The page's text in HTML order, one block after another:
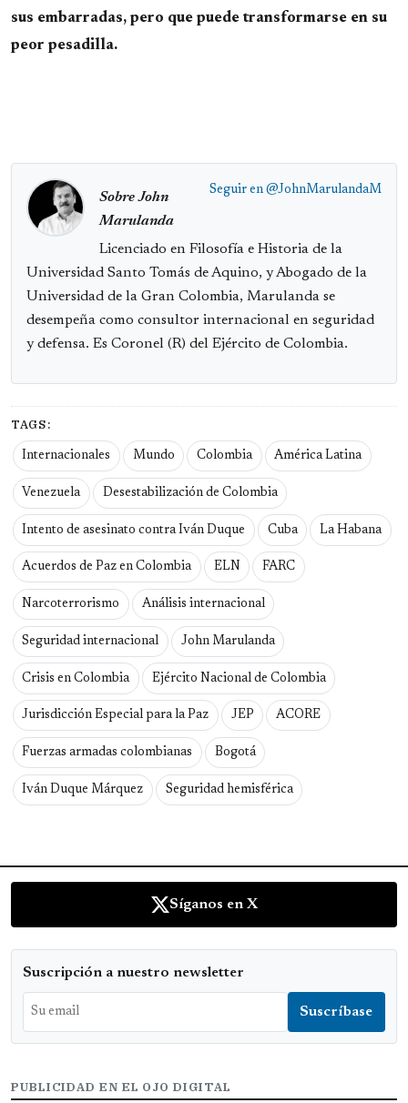
sus embarradas, pero que puede transformarse en su
peor pesadilla.
Seguir en @JohnMarulandaM
Sobre John
Marulanda
Licenciado en Filosofía e Historia de la
Universidad Santo Tomás de Aquino, y Abogado de la
Universidad de la Gran Colombia, Marulanda se
desempeña como consultor internacional en seguridad
y defensa. Es Coronel (R) del Ejército de Colombia.
TAGS:
Internacionales Mundo Colombia América Latina
Venezuela Desestabilización de Colombia
Intento de asesinato contra Iván Duque Cuba La Habana
Acuerdos de Paz en Colombia ELN FARC
Narcoterrorismo Análisis internacional
Seguridad internacional John Marulanda
Crisis en Colombia Ejército Nacional de Colombia
Jurisdicción Especial para la Paz JEP ACORE
Fuerzas armadas colombianas Bogotá
Iván Duque Márquez Seguridad hemisférica
Síganos en X
Suscripción a nuestro newsletter
PUBLICIDAD EN EL OJO DIGITAL